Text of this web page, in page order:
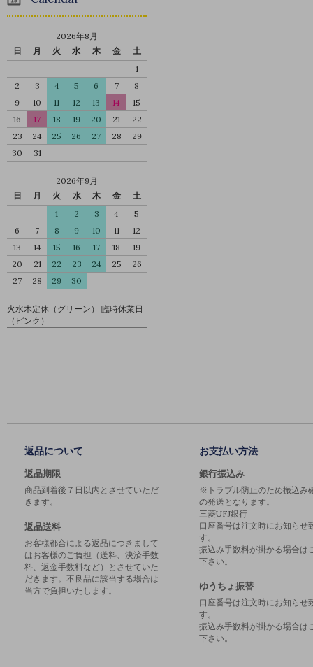
2026年8月
日
月 火 水 木 金
土
1
2
3 4 5 6 7
8
9
10 11 12 13 14
15
16
17 18 19 20 21
22
23
24 25 26 27 28
29
30
31
2026年9月
日
月 火 水 木 金
土
1
2 3 4
5
6
7 8 9 10 11
12
13
14 15 16 17 18
19
20
21 22 23 24 25
26
27
28 29 30
火水木定休（グリーン） 臨時休業日
（ピンク）
返品について
返品期限
商品到着後７日以内とさせていただ
きます。
返品送料
お客様都合による返品につきまして
はお客様のご負担（送料、決済手数
料、返金手数料など）とさせていた
だきます。不良品に該当する場合は
当方で負担いたします。
お支払い方法
銀行振込み
※トラブル防止のため振込み
の発送となります。
三菱UFJ銀行
口座番号は注文時にお知らせ
す。
振込み手数料が掛かる場合は
下さい。
ゆうちょ振替
口座番号は注文時にお知らせ
す。
振込み手数料が掛かる場合は
下さい。